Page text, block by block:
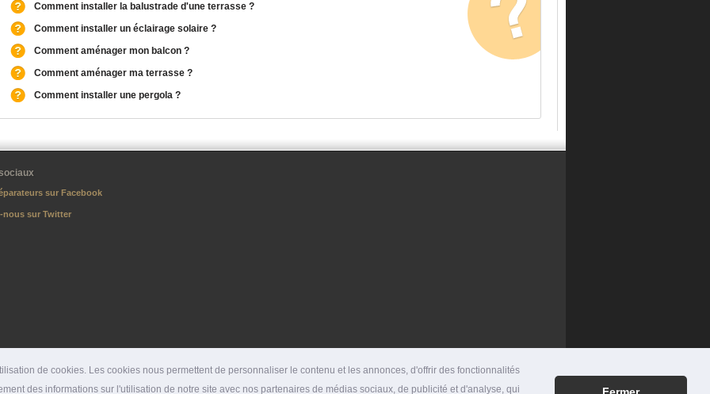
de cookies. Les cookies nous permettent de personnaliser le contenu et les annonces, d'offrir des fonctionnalités
des informations sur l'utilisation de notre site avec nos partenaires de médias sociaux, de publicité et d'analyse, qui
Fermer
Comment installer la balustrade d'une terrasse ?
Comment installer un éclairage solaire ?
Comment aménager mon balcon ?
Comment aménager ma terrasse ?
Comment installer une pergola ?
sur Facebook
nous sur Twitter